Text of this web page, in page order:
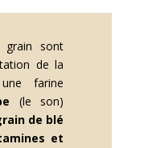
grain sont
de la
farine
(le son)
de blé
et